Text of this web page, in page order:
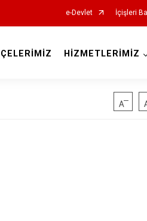
e-Devlet İçişleri
HİZMETLERİMİZ